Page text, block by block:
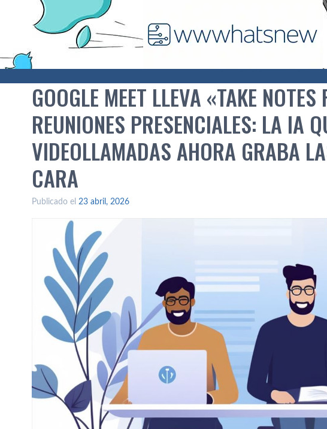
GOOGLE MEET LLEVA «TAKE
REUNIONES PRESENCIALES: LA IA
VIDEOLLAMADAS AHORA GRABA
CARA
Publicado el 23 abril, 2026